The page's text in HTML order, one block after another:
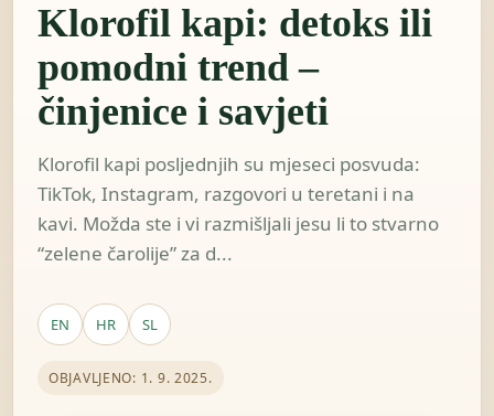
Klorofil kapi: detoks ili
pomodni trend –
činjenice i savjeti
Klorofil kapi posljednjih su mjeseci posvuda:
TikTok, Instagram, razgovori u teretani i na
kavi. Možda ste i vi razmišljali jesu li to stvarno
“zelene čarolije” za d...
EN HR SL
OBJAVLJENO: 1. 9. 2025.